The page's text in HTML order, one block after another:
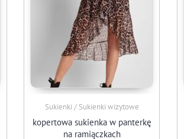
Sukienki / Sukienki wizytowe
kopertowa sukienka w panterkę
na ramiączkach